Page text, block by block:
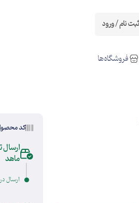
ثبت نام / ورود
فروشگاه‌ها
کد محصول:
ارسال
ماهد
ارسال